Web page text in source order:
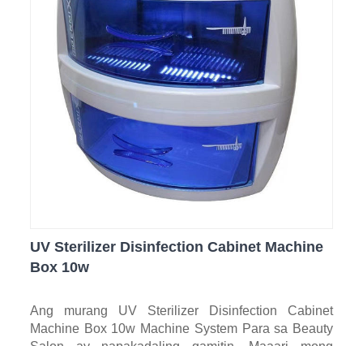
UV Sterilizer Disinfection Cabinet Machine
Box 10w
Ang murang UV Sterilizer Disinfection Cabinet
Machine Box 10w Machine System Para sa Beauty